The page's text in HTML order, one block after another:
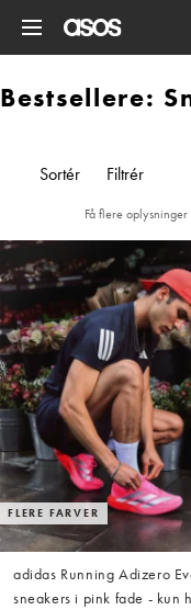
Bestsellere:
Sortér Filtrér
Få flere
FLERE FARVER
adidas Running Adizero
sneakers i pink fade - kun